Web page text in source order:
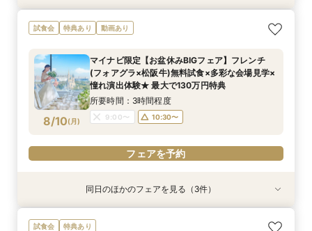
8/9(日)
【しっかりお見積り比較×何でも相談】安心ブラ
イダル相談会 ★豪華特典付（挙式/ドレス/ご宿
所要時間：2時間30分程度
11:00〜
13:00〜
15:00〜
8/9(日)
【最短1ヶ月の準備OK☆】少人数ウエディング相
談フェア（10名/57万円～）
11:00〜 15:00〜
電話予約のみ
試食会 特典あり 動画あり
8/10(月)
マイナビ限定【お盆休みBIGフェア】フレンチ
(フォアグラ×松阪牛)無料試食×多彩な会場見学×
憧れ演出体験★ 最大で130万円特典
所要時間：3時間程度
9:00〜 10:30〜
フェアを予約
特典あり
連休SPフェア【お盆特典*ALL体験】多彩な会場
特典あり
【しっかりお見積り比較×何でも相談】安心ブラ
特典あり
【最短1ヶ月の準備OK☆】少人数ウエディング相
同日のほかのフェアを見る（3件）
試食会 特典あり